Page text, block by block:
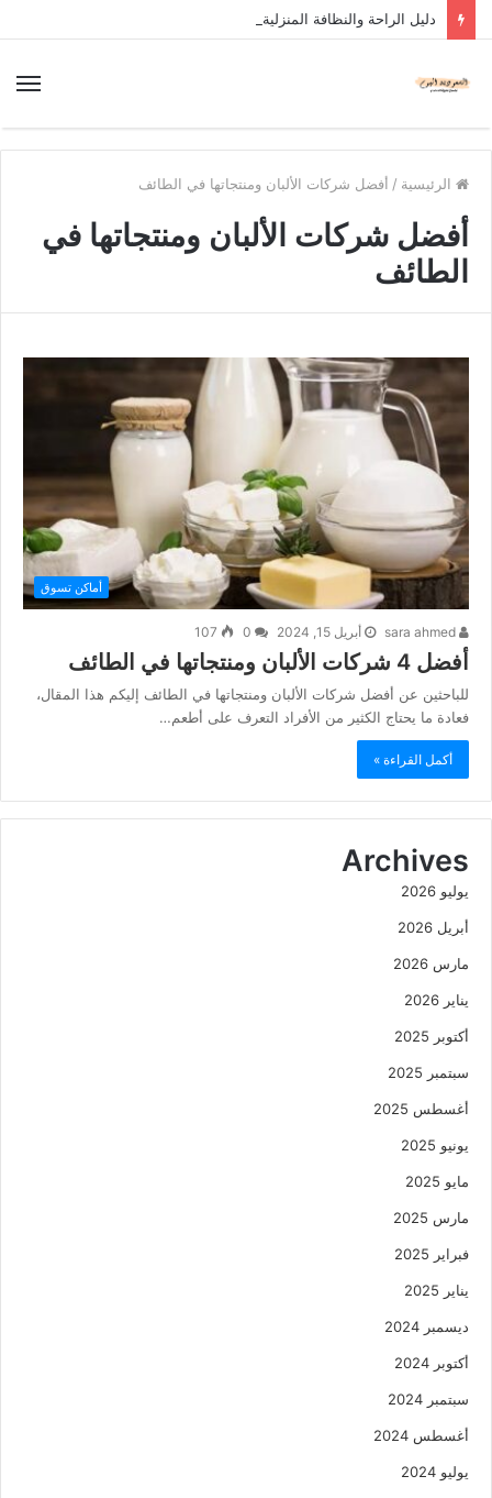
دليل الراحة والنظافة المنزلية
الرئيسية / أفضل شركات الألبان ومنتجاتها في الطائف
أفضل شركات الألبان ومنتجاتها في
الطائف
أماكن تسوق
أبريل 15, 2024 107
أفضل 4 شركات الألبان ومنتجاتها في الطائف
للباحثين عن أفضل شركات الألبان ومنتجاتها في الطائف إليكم هذا المقال،
فعادة ما يحتاج الكثير من الأفراد التعرف على أطعم…
أكمل القراءة »
Archives
يوليو 2026
أبريل 2026
مارس 2026
يناير 2026
أكتوبر 2025
سبتمبر 2025
أغسطس 2025
يونيو 2025
مايو 2025
مارس 2025
فبراير 2025
يناير 2025
ديسمبر 2024
أكتوبر 2024
سبتمبر 2024
أغسطس 2024
يوليو 2024